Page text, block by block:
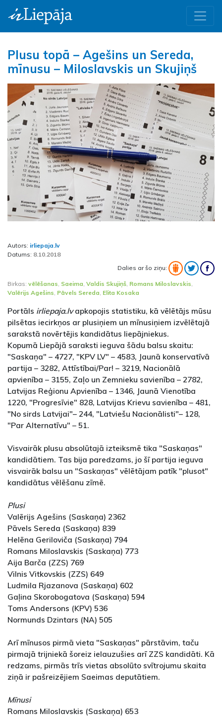
Plusu topā – Agešins un Sereda,
mīnusu – Miloslavskis un Skujiņš
Autors: irliepaja.lv
Datums: 8.10.2018
Dalies ar šo ziņu:
Birkas: vēlēšanas, Saeima, Valdis Skujiņš, Romans Miloslavskis,
Valērijs Agešins, Pāvels Sereda, Elita Kosaka
Portāls irliepaja.lvapkopojis statistiku, kā vēlētājs mūsu
pilsētas iecirkņos ar plusiņiem un mīnusiņiem izvēlētajā
sarakstā novērtējis kandidātus liepājniekus.
Kopumā Liepājā saraksti ieguva šādu balsu skaitu:
"Saskaņa" – 4727, "KPV LV" – 4583, Jaunā konservatīvā
partija – 3282, Attīstībai/Par! – 3219, Nacionālā
apvienība – 3155, Zaļo un Zemnieku savienība – 2782,
Latvijas Reģionu Apvienība – 1346, Jaunā Vienotība
1220, "Progresīvie" 828, Latvijas Krievu savienība – 481,
"No sirds Latvijai"– 244, "Latviešu Nacionālisti"– 128,
"Par Alternatīvu" – 51.
Visvairāk plusu absolūtajā izteiksmē tika "Saskaņas"
kandidātiem. Tas bija paredzams, jo šī partija ieguva
visvairāk balsu un "Saskaņas" vēlētājam patīk "plusot"
kandidātus vēlēšanu zīmē.
Plusi
Valērijs Agešins (Saskaņa) 2362
Pāvels Sereda (Saskaņa) 839
Helēna Geriloviča (Saskaņa) 794
Romans Miloslavskis (Saskaņa) 773
Aija Barča (ZZS) 769
Vilnis Vitkovskis (ZZS) 649
Ludmila Rjazanova (Saskaņa) 602
Gaļina Skorobogatova (Saskaņa) 594
Toms Andersons (KPV) 536
Normunds Dzintars (NA) 505
Arī mīnusos pirmā vieta "Saskaņas" pārstāvim, taču
pirmajā trijniekā šoreiz ielauzušies arī ZZS kandidāti. Kā
redzams, pirmās trīs vietas absolūto svītrojumu skaita
ziņā ir pašreizējiem Saeimas deputātiem.
Mīnusi
Romans Miloslavskis (Saskaņa) 653